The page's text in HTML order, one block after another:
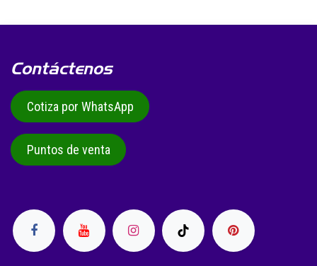
Contáctenos
Cotiza por WhatsApp
Puntos de venta